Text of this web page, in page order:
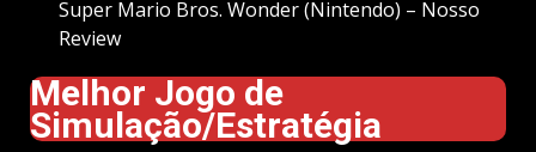
Super Mario Bros. Wonder (Nintendo) – Nosso
Review
Melhor Jogo de
Simulação/Estratégia